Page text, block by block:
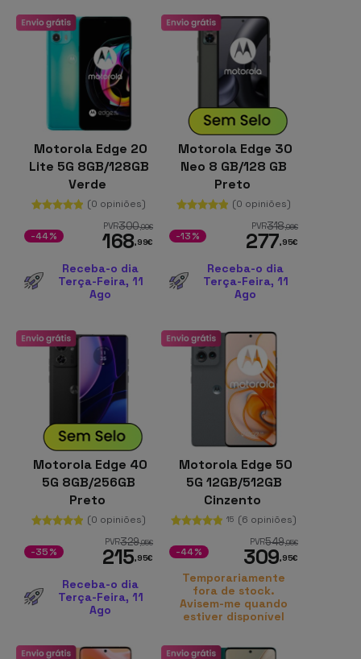
Motorola Edge 20
Lite 5G 8GB/128GB
Verde
(0 opiniões)
PVR300,00€
168,99€
-44%
Receba-o dia
Terça-Feira, 11
Ago
Motorola Edge 30
Neo 8 GB/128 GB
Preto
(0 opiniões)
PVR318,96€
277,95€
-13%
Receba-o dia
Terça-Feira, 11
Ago
Motorola Edge 40
5G 8GB/256GB
Preto
(0 opiniões)
PVR329,95€
215,95€
-35%
Receba-o dia
Terça-Feira, 11
Ago
Motorola Edge 50
5G 12GB/512GB
Cinzento
15 (6 opiniões)
PVR549,95€
309,95€
-44%
Temporariamente
fora de stock.
Avisem-me quando
estiver disponível